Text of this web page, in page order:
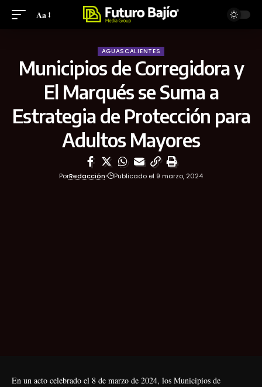
Aa
AGUASCALIENTES
Municipios de Corregidora y
El Marqués se Suma a
Estrategia de Protección para
Adultos Mayores
PorRedacción Publicado el 9 marzo, 2024
En un acto celebrado el 8 de marzo de 2024, los Municipios de